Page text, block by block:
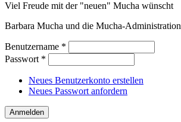
Viel Freude mit der "neuen" Mucha wünscht
Barbara Mucha und die Mucha-Administration
Benutzername *
Passwort *
Neues Benutzerkonto erstellen
Neues Passwort anfordern